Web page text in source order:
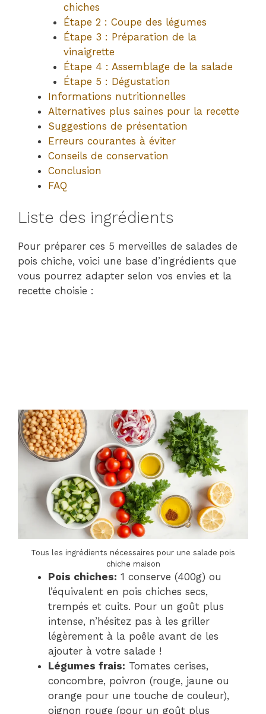
chiches
Étape 2 : Coupe des légumes
Étape 3 : Préparation de la
vinaigrette
Étape 4 : Assemblage de la salade
Étape 5 : Dégustation
Informations nutritionnelles
Alternatives plus saines pour la recette
Suggestions de présentation
Erreurs courantes à éviter
Conseils de conservation
Conclusion
FAQ
Liste des ingrédients
Pour préparer ces 5 merveilles de salades de
pois chiche, voici une base d’ingrédients que
vous pourrez adapter selon vos envies et la
recette choisie :
Tous les ingrédients nécessaires pour une salade pois
chiche maison
Pois chiches: 1 conserve (400g) ou
l’équivalent en pois chiches secs,
trempés et cuits. Pour un goût plus
intense, n’hésitez pas à les griller
légèrement à la poêle avant de les
ajouter à votre salade !
Légumes frais: Tomates cerises,
concombre, poivron (rouge, jaune ou
orange pour une touche de couleur),
oignon rouge (pour un goût plus